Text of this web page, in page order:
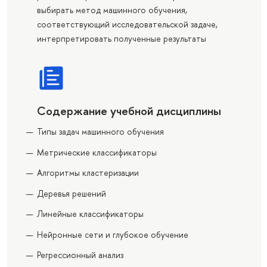
выбирать метод машинного обучения,
соответствующий исследовательской задаче,
интерпретировать полученные результаты
Содержание учебной дисциплины
Типы задач машинного обучения
Метрические классификаторы
Алгоритмы кластеризации
Деревья решений
Линейные классификаторы
Нейронные сети и глубокое обучение
Регрессионный анализ